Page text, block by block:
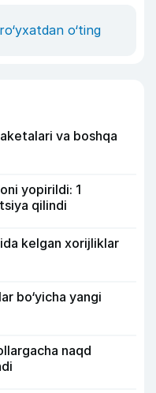
ro‘yxatdan o‘ting
va boshqa
yopirildi: 1
qilindi
kelgan xorijliklar
bo‘yicha yangi
naqd